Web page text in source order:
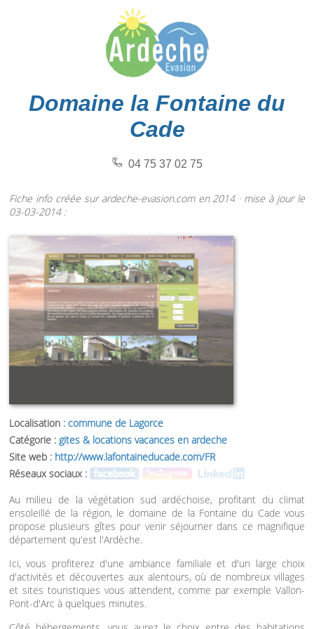
Domaine la Fontaine du
Cade
04 75 37 02 75
Fiche info créée sur ardeche-evasion.com en 2014 · mise à jour le
03-03-2014 :
Localisation : commune de Lagorce
Catégorie : gites & locations vacances en ardeche
Site web : http://www.lafontaineducade.com/FR
Réseaux sociaux :
Au milieu de la végétation sud ardéchoise, profitant du climat
ensoleillé de la région, le domaine de la Fontaine du Cade vous
propose plusieurs gîtes pour venir séjourner dans ce magnifique
département qu'est l'Ardèche.
Ici, vous profiterez d'une ambiance familiale et d'un large choix
d'activités et découvertes aux alentours, où de nombreux villages
et sites touristiques vous attendent, comme par exemple Vallon-
Pont-d'Arc à quelques minutes.